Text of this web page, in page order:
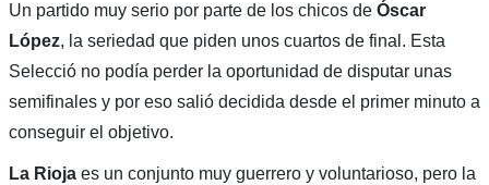
Un partido muy serio por parte de los chicos de Óscar
López, la seriedad que piden unos cuartos de final. Esta
Selecció no podía perder la oportunidad de disputar unas
semifinales y por eso salió decidida desde el primer minuto a
conseguir el objetivo.
La Riojaes un conjunto muy guerrero y voluntarioso, pero la